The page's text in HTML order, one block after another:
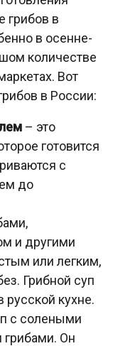
грибов в
в осенне-
количестве
Вот
в России:
– это
готовится
с
до
и другими
или легким,
Грибной суп
кухне.
с солеными
грибами. Он